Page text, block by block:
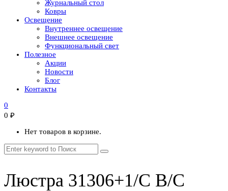
Журнальный стол
Ковры
Освещение
Внутреннее освещение
Внешнее освещение
Функциональный свет
Полезное
Акции
Новости
Блог
Контакты
0
0 ₽
Нет товаров в корзине.
Люстра 31306+1/C B/C